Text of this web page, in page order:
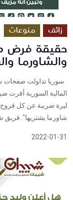
زائف منوعات
حقيقة فرض
والشاورما
سوريا تداولت صفحات
شاورما يشتريها". فريق
2022-01-31